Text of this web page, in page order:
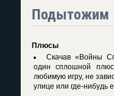
Подытожим
Плюсы
Скачав «Войны
один сплошной
любимую игру, не
улице или где-нибудь